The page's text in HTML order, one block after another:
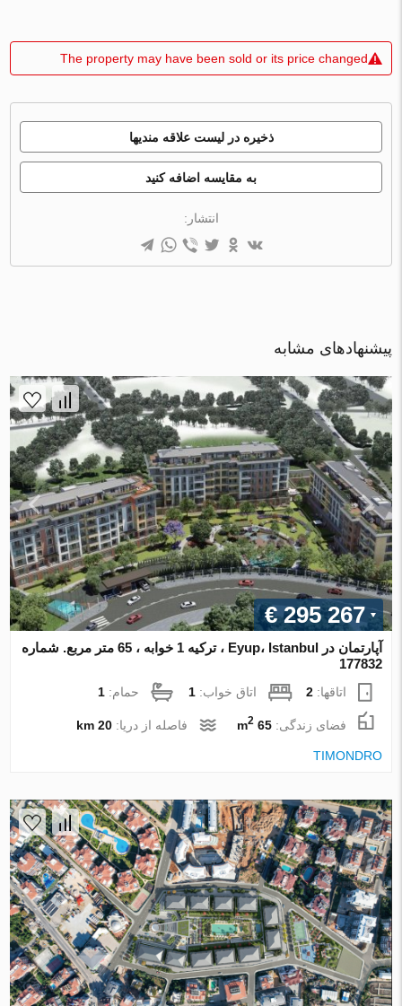
The property may have been sold or its price changed
ذخیره در لیست علاقه مندیها
به مقایسه اضافه کنید
انتشار:
پیشنهادهای مشابه
€ 295 267
آپارتمان در Eyup، Istanbul ، ترکیه 1 خوابه ، 65 متر مربع. شماره
177832
اتاقها:2 اتاق خواب:1 حمام:1
فضای زندگی:65 m
2 فاصله از دریا:20 km
TIMONDRO